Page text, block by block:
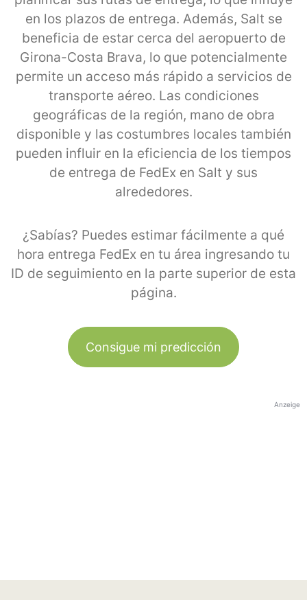
en los plazos de entrega. Además, Salt se
beneficia de estar cerca del aeropuerto de
Girona-Costa Brava, lo que potencialmente
permite un acceso más rápido a servicios de
transporte aéreo. Las condiciones
geográficas de la región, mano de obra
disponible y las costumbres locales también
pueden influir en la eficiencia de los tiempos
de entrega de FedEx en Salt y sus
alrededores.
¿Sabías? Puedes estimar fácilmente a qué
hora entrega FedEx en tu área ingresando tu
ID de seguimiento en la parte superior de esta
página.
Consigue mi predicción
Anzeige